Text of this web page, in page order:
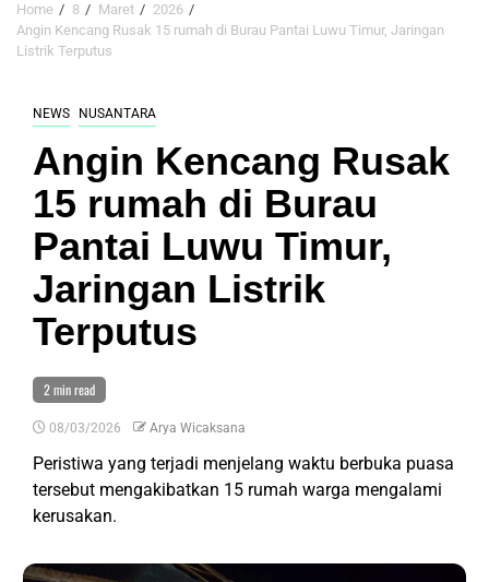
Home 8 Maret
2026
Angin Kencang Rusak 15 rumah di Burau Pantai Luwu Timur, Jaringan
Listrik Terputus
NEWS NUSANTARA
Angin Kencang Rusak
15 rumah di Burau
Pantai Luwu Timur,
Jaringan Listrik
Terputus
2 min read
08/03/2026 Arya Wicaksana
Peristiwa yang terjadi menjelang waktu berbuka puasa
tersebut mengakibatkan 15 rumah warga mengalami
kerusakan.